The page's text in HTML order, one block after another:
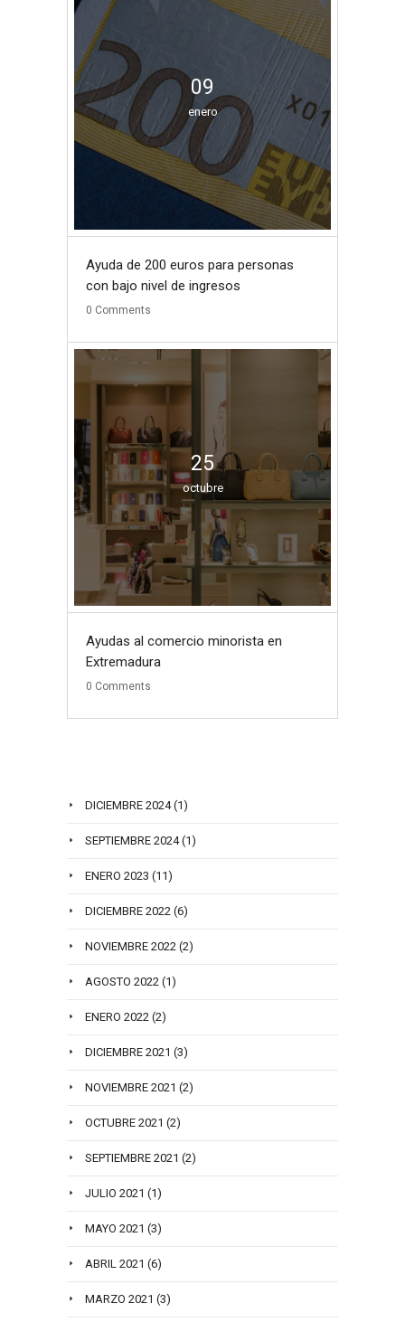
09
enero
Ayuda de 200 euros para personas
con bajo nivel de ingresos
0 Comments
25
octubre
Ayudas al comercio minorista en
Extremadura
0 Comments
DICIEMBRE 2024(1)
SEPTIEMBRE 2024(1)
ENERO 2023 (11)
DICIEMBRE 2022 (6)
NOVIEMBRE 2022 (2)
AGOSTO 2022 (1)
ENERO 2022 (2)
DICIEMBRE 2021 (3)
NOVIEMBRE 2021 (2)
OCTUBRE 2021 (2)
SEPTIEMBRE 2021 (2)
JULIO 2021 (1)
MAYO 2021 (3)
ABRIL 2021 (6)
MARZO 2021 (3)